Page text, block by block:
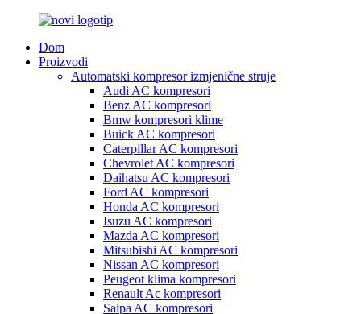
Dom
Proizvodi
Automatski kompresor izmjenične struje
Audi AC kompresori
Benz AC kompresori
Bmw kompresori klime
Buick AC kompresori
Caterpillar AC kompresori
Chevrolet AC kompresori
Daihatsu AC kompresori
Ford AC kompresori
Honda AC kompresori
Isuzu AC kompresori
Mazda AC kompresori
Mitsubishi AC kompresori
Nissan AC kompresori
Peugeot klima kompresori
Renault Ac kompresori
Saipa AC kompresori